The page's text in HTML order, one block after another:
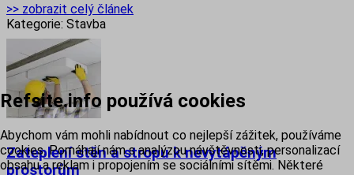
>> zobrazit celý článek
Kategorie: Stavba
Zateplení stěn a stropu k nevytápěným
prostorům
Refsite.info používá cookies
Abychom vám mohli nabídnout co nejlepší zážitek, používáme
cookies. Pomáhají nám s analýzou návštěvnosti, personalizací
obsahu a reklam i propojením se sociálními sítěmi. Některé